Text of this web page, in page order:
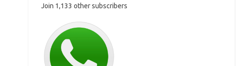
Join 1,133 other subscribers